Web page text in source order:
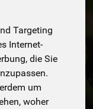
Targeting
Internet-
die Sie
um
woher